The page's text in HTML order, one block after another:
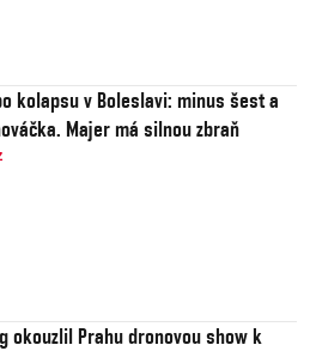
kolapsu v Boleslavi: minus šest a
Majer má silnou zbraň
okouzlil Prahu dronovou show k